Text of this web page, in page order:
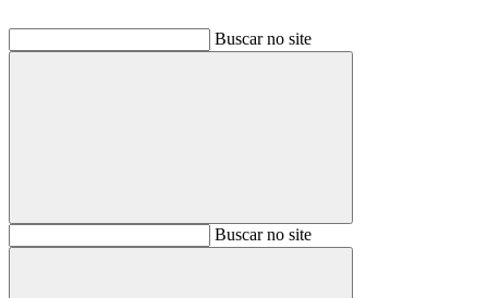
Buscar no site
BuscarBuscar no site